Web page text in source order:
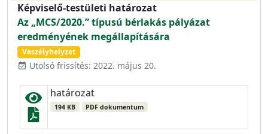
Képviselő-testületi határozat
Az „MCS/2020.” típusú bérlakás pályázat
eredményének megállapítására
Veszélyhelyzet
event_available Utolsó frissítés: 2022. május 20.
határozat
194 KB PDF dokumentum